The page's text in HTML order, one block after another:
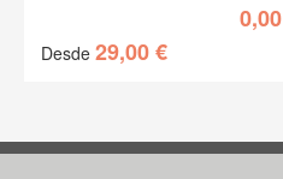
0,00
Desde 29,00€